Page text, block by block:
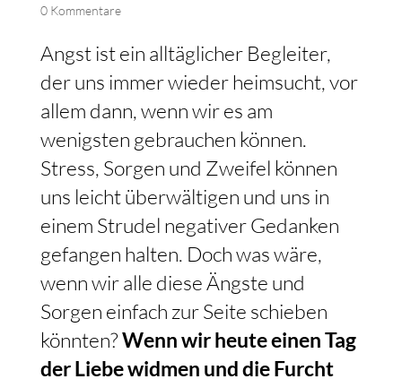
0 Kommentare
Angst ist ein alltäglicher Begleiter,
der uns immer wieder heimsucht, vor
allem dann, wenn wir es am
wenigsten gebrauchen können.
Stress, Sorgen und Zweifel können
uns leicht überwältigen und uns in
einem Strudel negativer Gedanken
gefangen halten. Doch was wäre,
wenn wir alle diese Ängste und
Sorgen einfach zur Seite schieben
könnten?Wenn wir heute einen Tag
der Liebe widmen und die Furcht